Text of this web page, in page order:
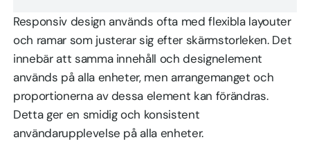
Responsiv design används ofta med flexibla layouter
och ramar som justerar sig efter skärmstorleken. Det
innebär att samma innehåll och designelement
används på alla enheter, men arrangemanget och
proportionerna av dessa element kan förändras.
Detta ger en smidig och konsistent
användarupplevelse på alla enheter.